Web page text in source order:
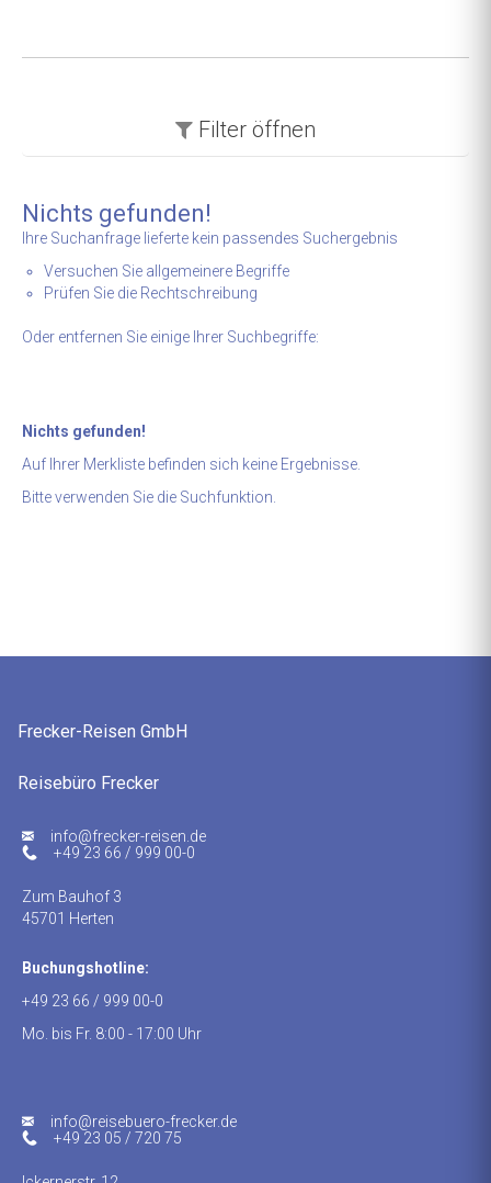
Filter öffnen
Nichts gefunden!
Ihre Suchanfrage lieferte kein passendes Suchergebnis
Versuchen Sie allgemeinere Begriffe
Prüfen Sie die Rechtschreibung
Oder entfernen Sie einige Ihrer Suchbegriffe:
Nichts gefunden!
Auf Ihrer Merkliste befinden sich keine Ergebnisse.
Bitte verwenden Sie die Suchfunktion.
Frecker-Reisen GmbH
Reisebüro Frecker
ed.nesier-rekcerf@ofni
+49 23 66 / 999 00-0
Zum Bauhof 3
45701 Herten
Buchungshotline:
+49 23 66 / 999 00-0
Mo. bis Fr. 8:00 - 17:00 Uhr
info@reisebuero-frecker.de
+49 23 05 / 720 75